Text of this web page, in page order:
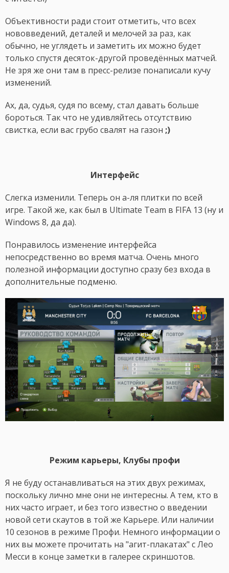
Объективности ради стоит отметить, что всех
нововведений, деталей и мелочей за раз, как
обычно, не углядеть и заметить их можно будет
только спустя десяток-другой проведённых матчей.
Не зря же они там в пресс-релизе понаписали кучу
изменений.
Ах, да, судья, судя по всему, стал давать больше
бороться. Так что не удивляйтесь отсутствию
свистка, если вас грубо свалят на газон ;)
Интерфейс
Слегка изменили. Теперь он а-ля плитки по всей
игре. Такой же, как был в Ultimate Team в FIFA 13 (ну и
Windows 8, да да).
Понравилось изменение интерфейса
непосредственно во время матча. Очень много
полезной информации доступно сразу без входа в
дополнительные подменю.
Режим карьеры, Клубы профи
Я не буду останавливаться на этих двух режимах,
поскольку лично мне они не интересны. А тем, кто в
них часто играет, и без того известно о введении
новой сети скаутов в той же Карьере. Или наличии
10 сезонов в режиме Профи. Немного информации о
них вы можете прочитать на "агит-плакатах" с Лео
Месси в конце заметки в галерее скриншотов.